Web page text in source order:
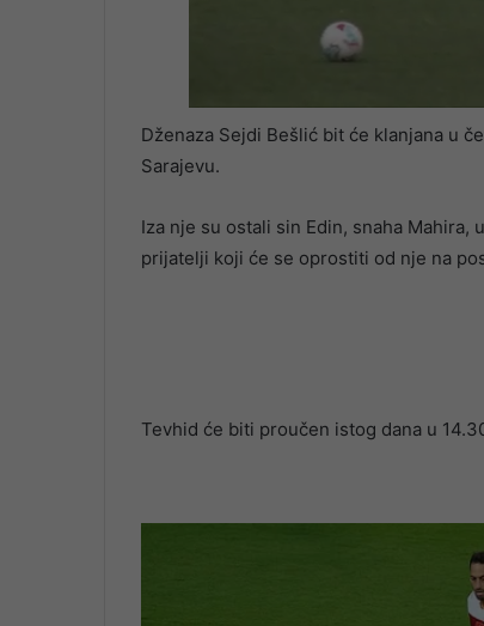
Dženaza Sejdi Bešlić bit će klanjana u
Sarajevu.
Iza nje su ostali sin Edin, snaha Mahira,
prijatelji koji će se oprostiti od nje na
Tevhid će biti proučen istog dana u